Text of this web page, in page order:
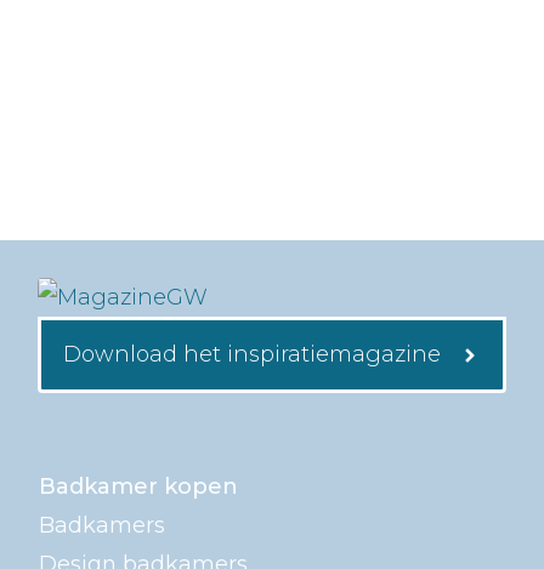
Download het inspiratiemagazine
Badkamer kopen
Badkamers